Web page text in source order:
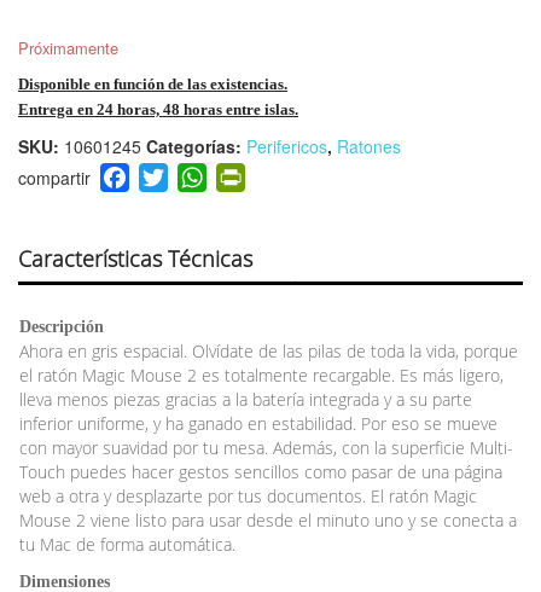
Próximamente
Disponible en función de las existencias.
Entrega en 24 horas, 48 horas entre islas.
SKU: 10601245 Categorías: Perifericos, Ratones
F
a
e
b
o
k
T
wi
er
W
h
s
A
p
ri
e
dl
y
Características Técnicas
Descripción
Ahora en gris espacial. Olvídate de las pilas de toda la vida, porque
el ratón Magic Mouse 2 es totalmente recargable. Es más ligero,
lleva menos piezas gracias a la batería integrada y a su parte
inferior uniforme, y ha ganado en estabilidad. Por eso se mueve
con mayor suavidad por tu mesa. Además, con la superficie Multi-
Touch puedes hacer gestos sencillos como pasar de una página
web a otra y desplazarte por tus documentos. El ratón Magic
Mouse 2 viene listo para usar desde el minuto uno y se conecta a
tu Mac de forma automática.
Dimensiones